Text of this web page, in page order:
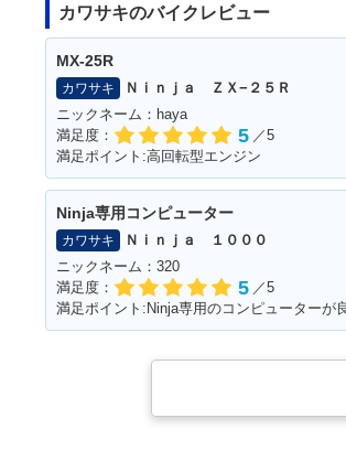
カワサキのバイクレビュー
MX-25R
カワサキ
Ｎｉｎｊａ ＺＸ−２５Ｒ
ニックネーム：haya
満足度：
5 ／5
満足ポイント:高回転型エンジン
Ninja専用コンピューター
カワサキ
Ｎｉｎｊａ １０００
ニックネーム：320
満足度：
5 ／5
満足ポイント:Ninja専用のコンピューターが